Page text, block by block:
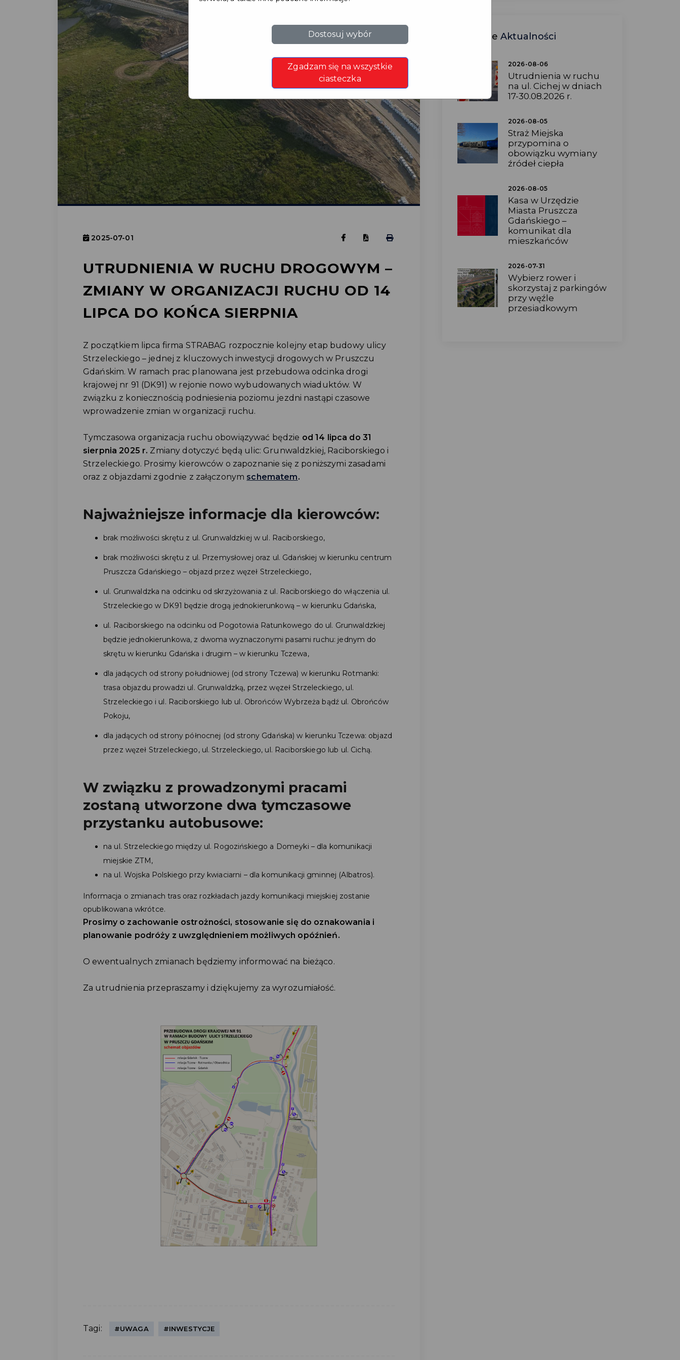
2025-07-01
UTRUDNIENIA W RUCHU DROGOWYM –
ZMIANY W ORGANIZACJI RUCHU OD 14
LIPCA DO KOŃCA SIERPNIA
Z początkiem lipca firma STRABAG rozpocznie kolejny etap budowy ulicy
Strzeleckiego – jednej z kluczowych inwestycji drogowych w Pruszczu
Gdańskim. W ramach prac planowana jest przebudowa odcinka drogi
krajowej nr 91 (DK91) w rejonie nowo wybudowanych wiaduktów. W
związku z koniecznością podniesienia poziomu jezdni nastąpi czasowe
wprowadzenie zmian w organizacji ruchu.
Tymczasowa organizacja ruchu obowiązywać będzie od 14 lipca do 31
sierpnia 2025 r. Zmiany dotyczyć będą ulic: Grunwaldzkiej, Raciborskiego i
Strzeleckiego. Prosimy kierowców o zapoznanie się z poniższymi zasadami
oraz z objazdami zgodnie z załączonym schematem.
Najważniejsze informacje dla kierowców:
brak możliwości skrętu z ul. Grunwaldzkiej w ul. Raciborskiego,
brak możliwości skrętu z ul. Przemysłowej oraz ul. Gdańskiej w kierunku centrum
Pruszcza Gdańskiego – objazd przez węzeł Strzeleckiego,
ul. Grunwaldzka na odcinku od skrzyżowania z ul. Raciborskiego do włączenia ul.
Strzeleckiego w DK91 będzie drogą jednokierunkową – w kierunku Gdańska,
ul. Raciborskiego na odcinku od Pogotowia Ratunkowego do ul. Grunwaldzkiej
będzie jednokierunkowa, z dwoma wyznaczonymi pasami ruchu: jednym do
skrętu w kierunku Gdańska i drugim – w kierunku Tczewa,
dla jadących od strony południowej (od strony Tczewa) w kierunku Rotmanki:
trasa objazdu prowadzi ul. Grunwaldzką, przez węzeł Strzeleckiego, ul.
Strzeleckiego i ul. Raciborskiego lub ul. Obrońców Wybrzeża bądź ul. Obrońców
Pokoju,
dla jadących od strony północnej (od strony Gdańska) w kierunku Tczewa: objazd
przez węzeł Strzeleckiego, ul. Strzeleckiego, ul. Raciborskiego lub ul. Cichą.
W związku z prowadzonymi pracami
zostaną utworzone dwa tymczasowe
przystanku autobusowe:
na ul. Strzeleckiego między ul. Rogozińskiego a Domeyki – dla komunikacji
miejskie ZTM,
na ul. Wojska Polskiego przy kwiaciarni – dla komunikacji gminnej (Albatros).
Informacja o zmianach tras oraz rozkładach jazdy komunikacji miejskiej zostanie
opublikowana wkrótce.
Prosimy o zachowanie ostrożności, stosowanie się do oznakowania i
planowanie podróży z uwzględnieniem możliwych opóźnień.
O ewentualnych zmianach będziemy informować na bieżąco.
Za utrudnienia przepraszamy i dziękujemy za wyrozumiałość.
Tagi: #UWAGA #INWESTYCJE
Ostatnie Aktualności
2026-08-06
Utrudnienia w ruchu
na ul. Cichej w dniach
17-30.08.2026 r.
2026-08-05
Straż Miejska
przypomina o
obowiązku wymiany
źródeł ciepła
2026-08-05
Kasa w Urzędzie
Miasta Pruszcza
Gdańskiego –
komunikat dla
mieszkańców
2026-07-31
Wybierz rower i
skorzystaj z parkingów
przy węźle
przesiadkowym
Dostosuj wybór
Zgadzam się na wszystkie
ciasteczka